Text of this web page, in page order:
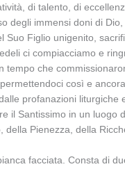
di talento, di
degli immensi doni di
Suo Figlio unigenito,
ci compiacciamo e
tempo che
così e
profanazioni liturgiche
il Santissimo in un luogo
della Pienezza, della
facciata. Consta di